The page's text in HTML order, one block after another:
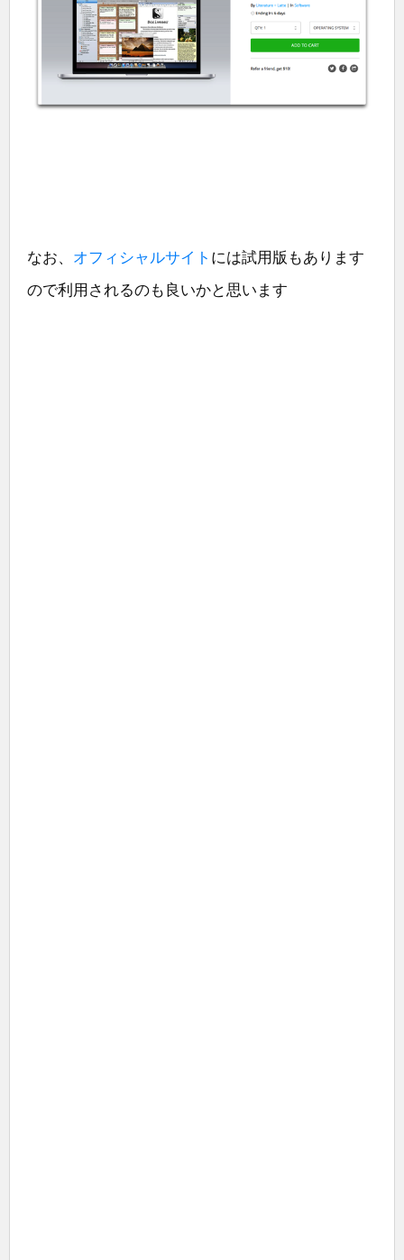
なお、 オフィシャルサイト には試用版もあります
ので利用されるのも良いかと思います